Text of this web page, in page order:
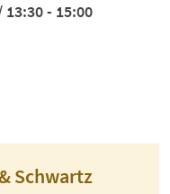
13:30 - 15:00
Schwartz